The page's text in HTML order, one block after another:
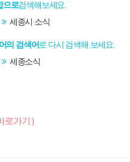
으로검색해보세요.
세종시 소식
의 검색어로 다시 검색해 보세요.
세종소식
로가기 ]